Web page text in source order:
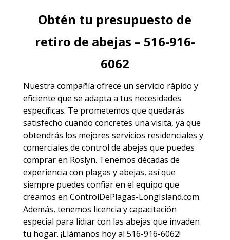
Obtén tu presupuesto de
retiro de abejas – 516-916-
6062
Nuestra compañía ofrece un servicio rápido y
eficiente que se adapta a tus necesidades
específicas. Te prometemos que quedarás
satisfecho cuando concretes una visita, ya que
obtendrás los mejores servicios residenciales y
comerciales de control de abejas que puedes
comprar en Roslyn. Tenemos décadas de
experiencia con plagas y abejas, así que
siempre puedes confiar en el equipo que
creamos en ControlDePlagas-LongIsland.com.
Además, tenemos licencia y capacitación
especial para lidiar con las abejas que invaden
tu hogar. ¡Llámanos hoy al 516-916-6062!